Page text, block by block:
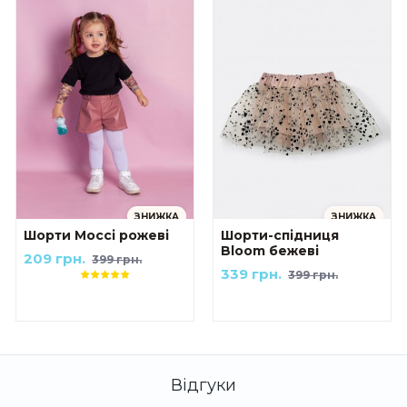
ЗНИЖКА
Шорти Моссі рожеві
399 грн.
209 грн.
ЗНИЖКА
Шорти-спідниця
Bloom бежеві
399 грн.
339 грн.